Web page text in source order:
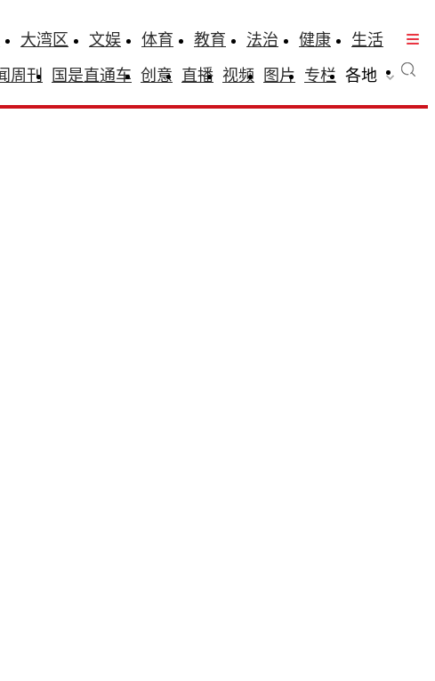
大湾区 文娱 体育 教育 法治 健康
生活
周刊 国是直通车 创意 直播 视频 图片 专栏 各地